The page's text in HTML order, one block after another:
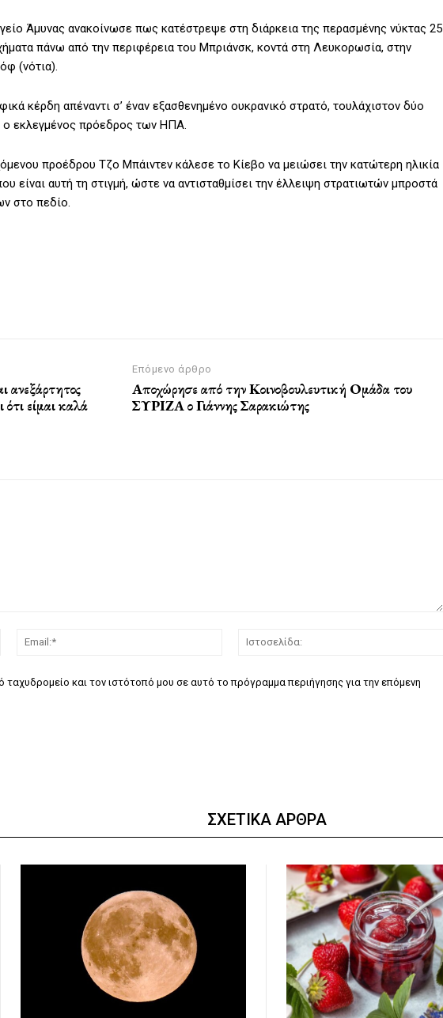
Άμυνας ανακοίνωσε πως κατέστρεψε στη διάρκεια της περασμένης νύκτας 25
πάνω από την περιφέρεια του Μπριάνσκ, κοντά στη Λευκορωσία, στην
(νότια).
κέρδη απέναντι σ’ έναν εξασθενημένο ουκρανικό στρατό, τουλάχιστον δύο
ο εκλεγμένος πρόεδρος των ΗΠΑ.
προέδρου Τζο Μπάιντεν κάλεσε το Κίεβο να μειώσει την κατώτερη ηλικία
είναι αυτή τη στιγμή, ώστε να αντισταθμίσει την έλλειψη στρατιωτών μπροστά
στο πεδίο.
ανεξάρτητος
ότι είμαι καλά
Επόμενο άρθρο
Αποχώρησε από την Κοινοβουλευτική Ομάδα του
ΣΥΡΙΖΑ ο Γιάννης Σαρακιώτης
Όνομα:*
Email:*
και τον ιστότοπό μου σε αυτό το πρόγραμμα περιήγησης για την επόμενη
ΣΧΕΤΙΚΑ ΑΡΘΡΑ